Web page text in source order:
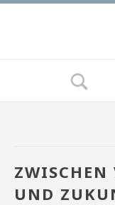
ZWISCHEN
UND